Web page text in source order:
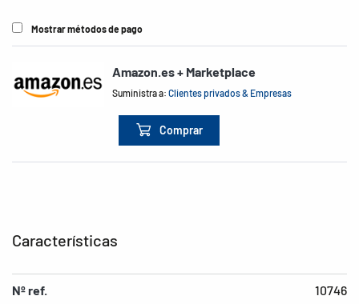
Mostrar métodos de pago
Amazon.es + Marketplace
Suministra a:Clientes privados & Empresas
Comprar
Características
Nº ref. 10746